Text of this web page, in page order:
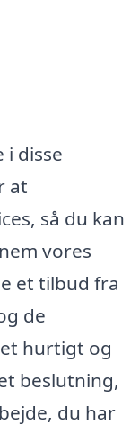
i disse
at
så du kan
vores
et tilbud fra
de
hurtigt og
beslutning,
du har